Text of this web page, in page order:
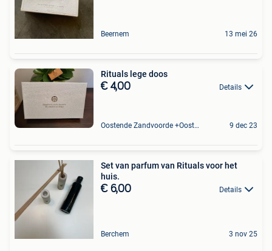
Beernem 13 mei 26
Rituals lege doos
€ 4,00 Details
Oostende Zandvoorde +Oostende 9 dec 23
Set van parfum van Rituals voor het
huis.
€ 6,00 Details
Berchem 3 nov 25